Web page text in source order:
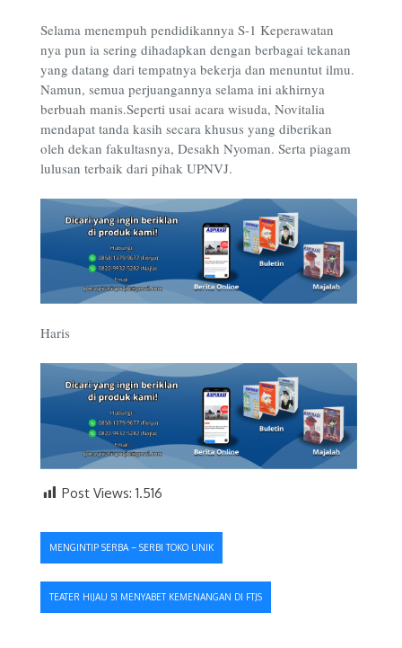
Selama menempuh pendidikannya S-1 Keperawatan
nya pun ia sering dihadapkan dengan berbagai tekanan
yang datang dari tempatnya bekerja dan menuntut ilmu.
Namun, semua perjuangannya selama ini akhirnya
berbuah manis.Seperti usai acara wisuda, Novitalia
mendapat tanda kasih secara khusus yang diberikan
oleh dekan fakultasnya, Desakh Nyoman. Serta piagam
lulusan terbaik dari pihak UPNVJ.
Haris
Post Views: 1.516
Navigasi
pos
MENGINTIP SERBA – SERBI TOKO UNIK
TEATER HIJAU 51 MENYABET KEMENANGAN DI FTJS